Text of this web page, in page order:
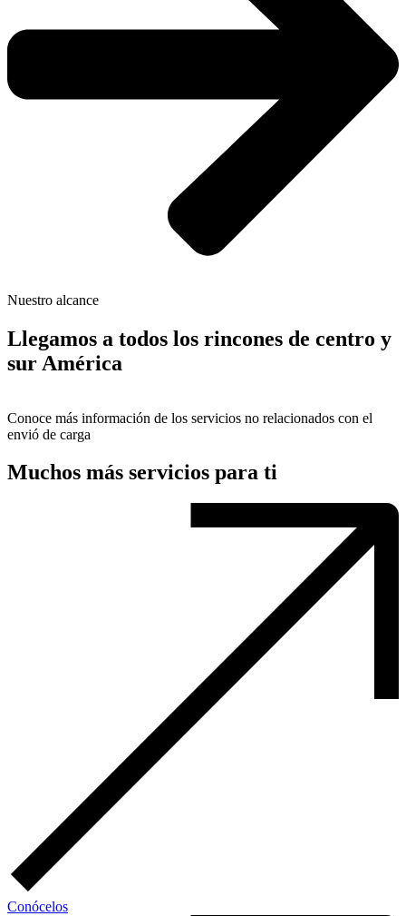
Nuestro alcance
Llegamos a todos los rincones de centro y
sur América
Conoce más información de los servicios no relacionados con el
envió de carga
Muchos más servicios para ti
Conócelos